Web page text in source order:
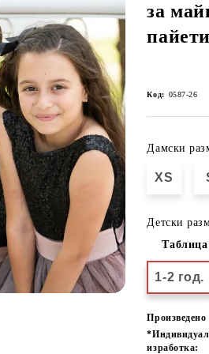
за
Код: 0587-26
Дамски
XS
Детски
1-2 год.
Произведено
изработка: